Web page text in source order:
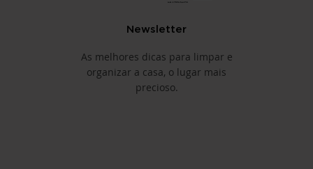
Newsletter
As melhores dicas para limpar e
organizar a casa, o lugar mais
precioso.